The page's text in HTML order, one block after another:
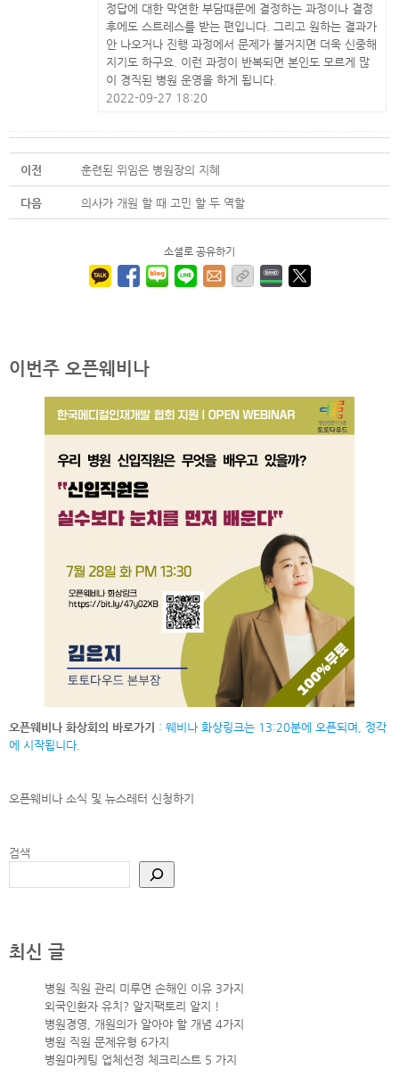
정답에 대한 막연한 부담때문에 결정하는 과정이나 결정
후에도 스트레스를 받는 편입니다. 그리고 원하는 결과가
안 나오거나 진행 과정에서 문제가 불거지면 더욱 신중해
지기도 하구요. 이런 과정이 반복되면 본인도 모르게 많
이 경직된 병원 운영을 하게 됩니다.
2022-09-27 18:20
이전 훈련된 위임은 병원장의 지혜
다음 의사가 개원 할 때 고민 할 두 역할
소셜로 공유하기
이번주 오픈웨비나
오픈웨비나 화상회의 바로가기
: 웨비나 화상링크는 13:20분에 오픈되며, 정각
에 시작됩니다.
오픈웨비나 소식 및 뉴스레터 신청하기
검색
최신 글
병원 직원 관리 미루면 손해인 이유 3가지
외국인환자 유치? 알지팩토리 알지 !
병원경영, 개원의가 알아야 할 개념 4가지
병원 직원 문제유형 6가지
병원마케팅 업체선정 체크리스트 5 가지